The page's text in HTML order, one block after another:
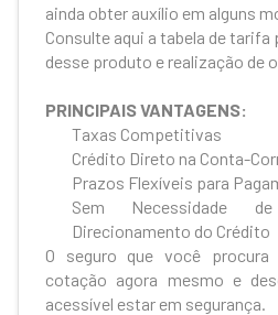
ainda obter auxílio em alguns
Consulte aqui a tabela de
desse produto e realização de
PRINCIPAIS VANTAGENS:
Taxas Competitivas
Crédito Direto na Conta-
Prazos Flexíveis para
Sem Necessidade
Direcionamento do Crédito
O seguro que você
cotação agora mesmo e
acessível estar em segurança.